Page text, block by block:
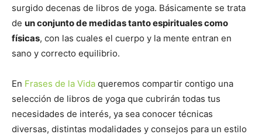
surgido decenas de libros de yoga. Básicamente se trata
de un conjunto de medidas tanto espirituales como
físicas, con las cuales el cuerpo y la mente entran en
sano y correcto equilibrio.
En Frases de la Vida queremos compartir contigo una
selección de libros de yoga que cubrirán todas tus
necesidades de interés, ya sea conocer técnicas
diversas, distintas modalidades y consejos para un estilo